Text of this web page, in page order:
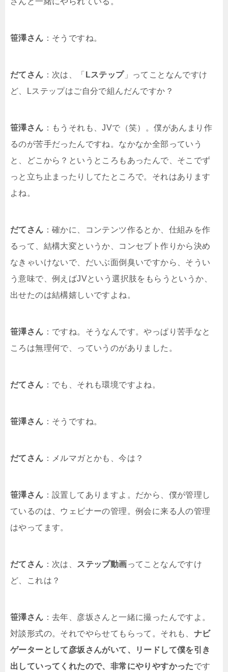
笹澤さん ：そうですね。
だてさん ：次は、「 Lステップ」ってことなんですけ
ど、Lステップはご自分で組んだんですか？
笹澤さん ：もうそれも、JVで（笑）。僕があんまり作
るのが苦手だったんですね。なかなか全部っていう
と、どこから？というところもあったんで、そこでず
っと立ち止まったりしてたところで。それはあります
よね。
だてさん ：確かに、コンテンツ作るとか、仕組みを作
るって、結構大変というか、コンセプト作りから決め
なきゃいけないで、だいぶ面倒臭いですから、そうい
う意味で、例えばJVという選択肢をもらうというか、
出せたのは結構嬉しいですよね。
笹澤さん ：ですね。そうなんです。やっぱり苦手なと
ころは無理何で、っていうのがありました。
だてさん ：でも、それも環境ですよね。
笹澤さん ：そうですね。
だてさん ：メルマガとかも、今は？
笹澤さん ：設置してありますよ。だから、僕が管理し
ているのは、ウェビナーの管理。例会に来る人の管理
はやってます。
だてさん ：次は、 ステップ動画ってことなんですけ
ど、これは？
笹澤さん ：去年、彦坂さんと一緒に撮ったんですよ。
対談形式の。それでやらせてもらって。それも、 ナビ
ゲーターとして彦坂さんがいて、リードして僕を引き
出していってくれたので、非常にやりやすかったです